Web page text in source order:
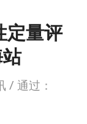
定量评
/ 通过：